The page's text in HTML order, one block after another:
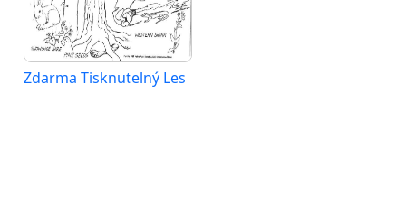
Zdarma Tisknutelný Les